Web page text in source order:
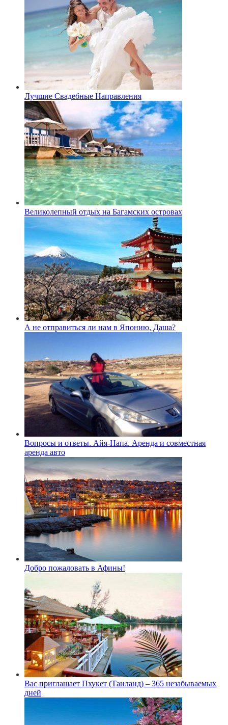
Лучшие Свадебные Направления
Великолепный отдых на Багамских островах
А не отправиться ли нам в Японию, Даша?
Вопросы и ответы. Айя-Напа. Аренда и совместная
аренда авто
Добро пожаловать в Афины!
Вас приглашает Пхукет (Таиланд) – 365 незабываемых
дней